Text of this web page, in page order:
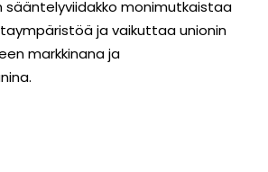
sääntelyviidakko monimutkaistaa
ja vaikuttaa unionin
markkinana ja